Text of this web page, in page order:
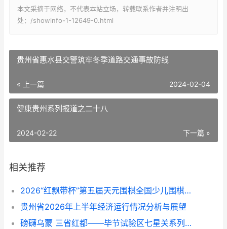
本文采摘于网络，不代表本站立场，转载联系作者并注明出
处：/showinfo-1-12649-0.html
贵州省惠水县交警筑牢冬季道路交通事故防线
« 上一篇 2024-02-04
​​​​​​​健康贵州系列报道之二十八
下一篇 »
2024-02-22
相关推荐
​​​​​​​2026“红飘带杯”第五届天元围棋全国少儿围棋公开赛在贵阳开幕
贵州省2026年上半年经济运行情况分析与展望
磅礴乌蒙 三省红都——毕节试验区七星关系列报道之七